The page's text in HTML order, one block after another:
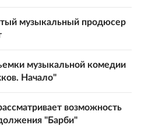
музыкальный продюсер
музыкальной комедии
Начало"
возможность
"Барби"